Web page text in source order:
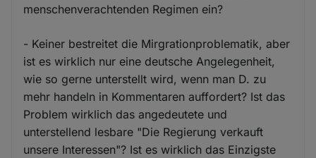
menschenverachtenden Regimen ein?
- Keiner bestreitet die Mirgrationproblematik, aber
ist es wirklich nur eine deutsche Angelegenheit,
wie so gerne unterstellt wird, wenn man D. zu
mehr handeln in Kommentaren auffordert? Ist das
Problem wirklich das angedeutete und
unterstellend lesbare "Die Regierung verkauft
unsere Interessen"? Ist es wirklich das Einzigste